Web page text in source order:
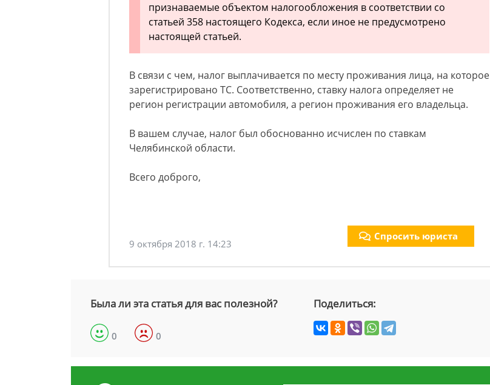
признаваемые объектом налогообложения в соответствии со
статьей 358 настоящего Кодекса, если иное не предусмотрено
настоящей статьей.
В связи с чем, налог выплачивается по месту проживания лица, на которое
зарегистрировано ТС. Соответственно, ставку налога определяет не
регион регистрации автомобиля, а регион проживания его владельца.
В вашем случае, налог был обоснованно исчислен по ставкам
Челябинской области.
Всего доброго,
9 октября 2018 г. 14:23
Спросить юриста
Была ли эта статья для вас полезной?
0 0
Поделиться: